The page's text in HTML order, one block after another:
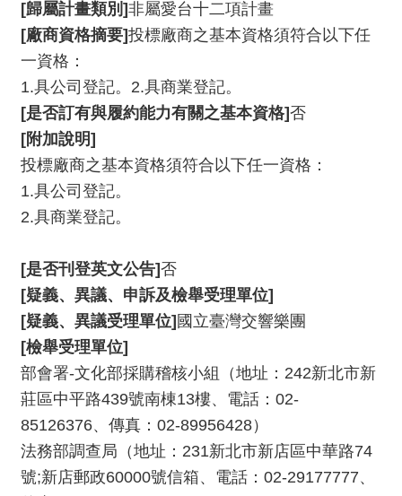
E
n
s
h
[歸屬計畫類別]非屬愛台十二項計畫
[廠商資格摘要]投標廠商之基本資格須符合以下任
一資格：
1.具公司登記。2.具商業登記。
[是否訂有與履約能力有關之基本資格]否
[附加說明]
投標廠商之基本資格須符合以下任一資格：
1.具公司登記。
2.具商業登記。
[是否刊登英文公告]否
[疑義、異議、申訴及檢舉受理單位]
[疑義、異議受理單位]國立臺灣交響樂團
[檢舉受理單位]
部會署-文化部採購稽核小組（地址：242新北市新
莊區中平路439號南棟13樓、電話：02-
85126376、傳真：02-89956428）
法務部調查局（地址：231新北市新店區中華路74
號;新店郵政60000號信箱、電話：02-29177777、